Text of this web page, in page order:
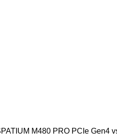
M480 PRO PCIe Gen4 vs